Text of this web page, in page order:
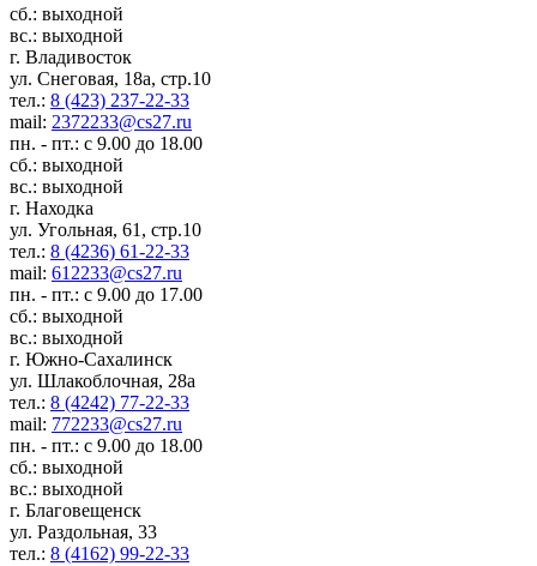
сб.: выходной
вс.: выходной
г. Владивосток
ул. Снеговая, 18а, стр.10
тел.: 8 (423) 237-22-33
mail: 2372233@cs27.ru
пн. - пт.: с 9.00 до 18.00
сб.: выходной
вс.: выходной
г. Находка
ул. Угольная, 61, стр.10
тел.: 8 (4236) 61-22-33
mail: 612233@cs27.ru
пн. - пт.: с 9.00 до 17.00
сб.: выходной
вс.: выходной
г. Южно-Сахалинск
ул. Шлакоблочная, 28а
тел.: 8 (4242) 77-22-33
mail: 772233@cs27.ru
пн. - пт.: с 9.00 до 18.00
сб.: выходной
вс.: выходной
г. Благовещенск
ул. Раздольная, 33
тел.: 8 (4162) 99-22-33